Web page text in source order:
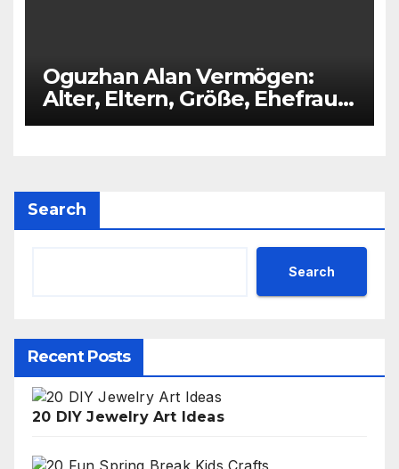
Oguzhan Alan Vermögen:
Alter, Eltern, Größe, Ehefrau,
Kinder
Search
Search
Recent Posts
20 DIY Jewelry Art Ideas